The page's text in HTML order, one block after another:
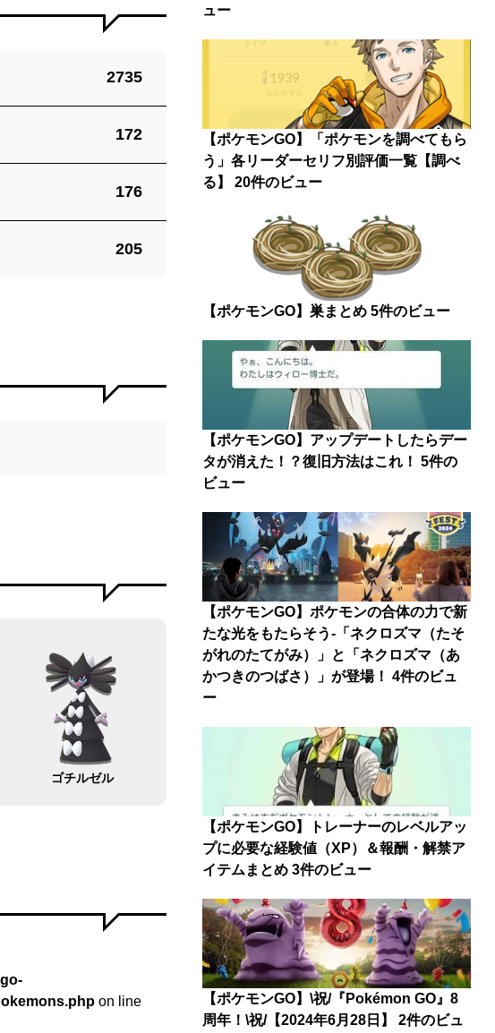
2735
172
176
205
ゴチルゼル
on line
ュー
【ポケモンGO】「ポケモンを調べてもら
う」各リーダーセリフ別評価一覧【調べ
る】
20件のビュー
【ポケモンGO】巣まとめ 5件のビュー
【ポケモンGO】アップデートしたらデー
タが消えた！？復旧方法はこれ！ 5件の
ビュー
【ポケモンGO】ポケモンの合体の力で新
たな光をもたらそう-「ネクロズマ（たそ
がれのたてがみ）」と「ネクロズマ（あ
かつきのつばさ）」が登場！ 4件のビュ
ー
【ポケモンGO】トレーナーのレベルアッ
プに必要な経験値（XP）＆報酬・解禁ア
イテムまとめ 3件のビュー
【ポケモンGO】\祝/『Pokémon GO』8
周年！\祝/【2024年6月28日】
2件のビュ